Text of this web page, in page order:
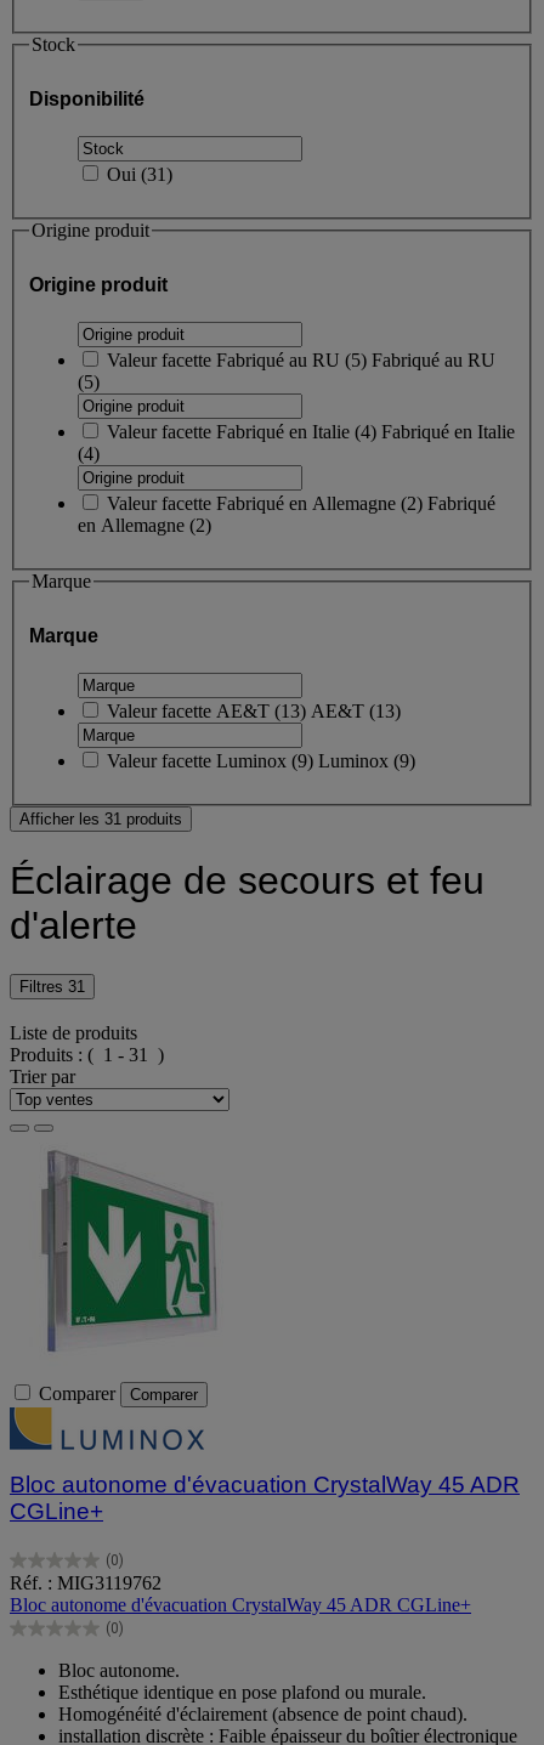
Stock
Disponibilité
Oui (31)
Origine produit
Origine produit
Valeur facette Fabriqué au RU (5) Fabriqué au RU
(5)
Valeur facette Fabriqué en Italie (4) Fabriqué en Italie
(4)
Valeur facette Fabriqué en Allemagne (2) Fabriqué
en Allemagne (2)
Marque
Marque
Valeur facette AE&T (13) AE&T (13)
Valeur facette Luminox (9) Luminox (9)
Afficher les 31 produits
Éclairage de secours et feu
d'alerte
Filtres 31
Liste de produits
Produits : ( 1 - 31 )
Trier par
Comparer Comparer
Bloc autonome d'évacuation CrystalWay 45 ADR
CGLine+
(0)
0.0
sur
5
étoiles.
Réf. : MIG3119762
Bloc autonome d'évacuation CrystalWay 45 ADR CGLine+
(0)
0.0
étoiles.
Bloc autonome.
Esthétique identique en pose plafond ou murale.
Homogénéité d'éclairement (absence de point chaud).
installation discrète : Faible épaisseur du boîtier électronique